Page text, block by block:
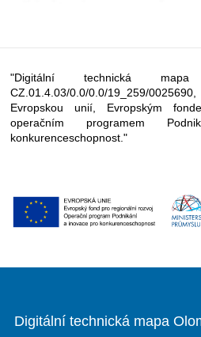
"Digitální technická mapa
CZ.01.4.03/0.0/0.0/19_259/
Evropskou unií, Evropským
operačním programem
konkurenceschopnost."
Digitální technická mapa